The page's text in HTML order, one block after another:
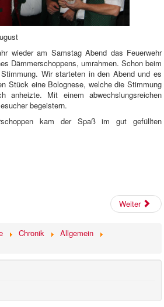
wieder am Samstag Abend das Feuerwehr
Dämmerschoppens, umrahmen. Schon beim
Wir starteten in den Abend und es
Stück eine Bolognese, welche die Stimmung
anheizte. Mit einem abwechslungsreichen
begeistern.
kam der Spaß im gut gefüllten
Weiter
Chronik
Allgemein